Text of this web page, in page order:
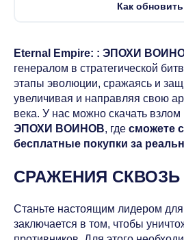
Как обновить
Eternal Empire: : ЭПОХИ
генералом в стратегической
этапы эволюции, сражаясь и
увеличивая и направляя свою
века. У нас можно скачать взлом
ЭПОХИ ВОИНОВ, где сможете
бесплатные покупки за
СРАЖЕНИЯ СКВОЗЬ
Станьте настоящим лидером
заключается в том, чтобы